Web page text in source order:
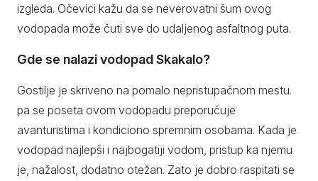
izgleda. Očevici kažu da se neverovatni šum ovog
vodopada može čuti sve do udaljenog asfaltnog puta.
Gde se nalazi vodopad Skakalo?
Gostilje je skriveno na pomalo nepristupačnom mestu.
pa se poseta ovom vodopadu preporučuje
avanturistima i kondiciono spremnim osobama. Kada je
vodopad najlepši i najbogatiji vodom, pristup ka njemu
je, nažalost, dodatno otežan. Zato je dobro raspitati se